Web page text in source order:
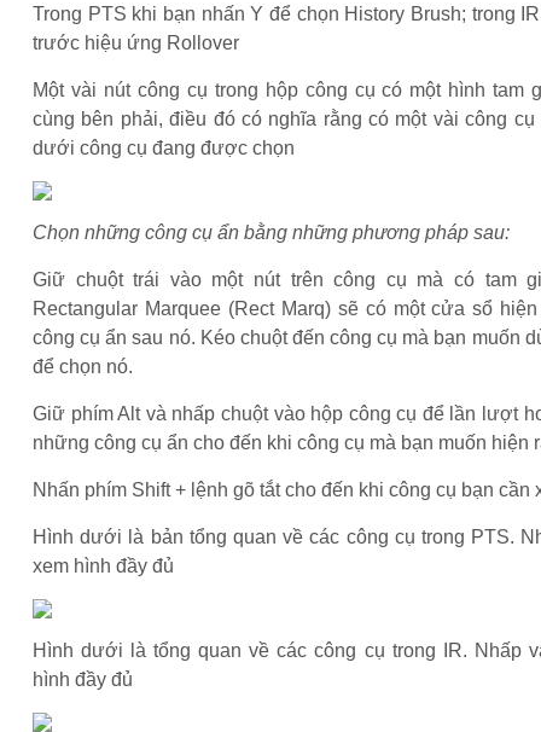
Trong PTS khi bạn nhấn Y để chọn History Brush; trong
trước hiệu ứng Rollover
Một vài nút công cụ trong hộp công cụ có một hình tam
cùng bên phải, điều đó có nghĩa rằng có một vài công
dưới công cụ đang được chọn
Chọn những công cụ ẩn bằng những phương pháp sau:
Giữ chuột trái vào một nút trên công cụ mà có tam
Rectangular Marquee (Rect Marq) sẽ có một cửa sổ
công cụ ẩn sau nó. Kéo chuột đến công cụ mà bạn muốn
để chọn nó.
Giữ phím Alt và nhấp chuột vào hộp công cụ để lần lượt
những công cụ ẩn cho đến khi công cụ mà bạn muốn hiện
Nhấn phím Shift + lệnh gõ tắt cho đến khi công cụ bạn cần
Hình dưới là bản tổng quan về các công cụ trong PTS.
xem hình đầy đủ
Hình dưới là tổng quan về các công cụ trong IR. Nhấp
hình đầy đủ